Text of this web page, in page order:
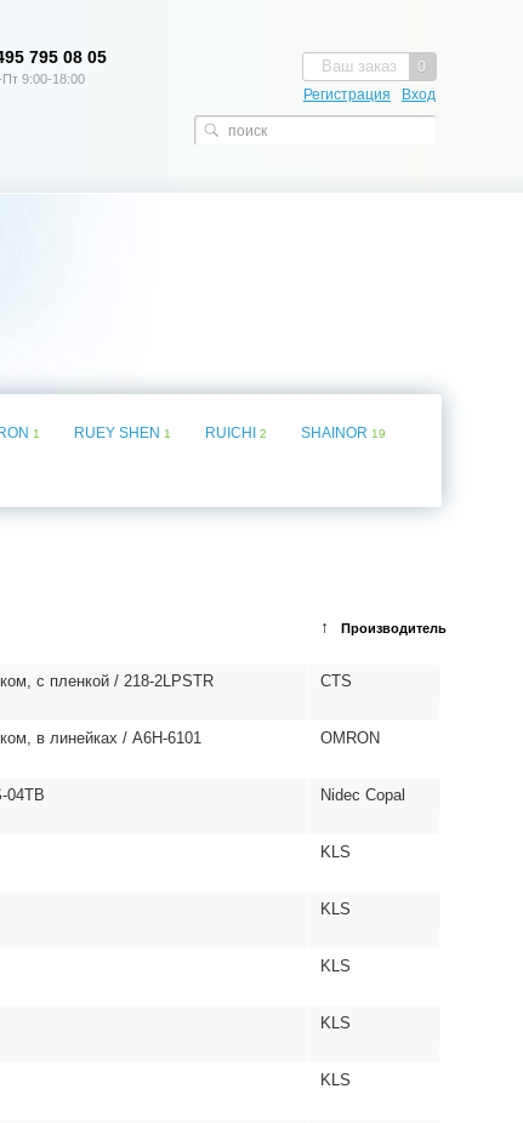
0
Ваш заказ
Регистрация Вход
795 08 05
9:00-18:00
1 RUEY SHEN1 RUICHI2 SHAINOR19
↑ Производитель
с пленкой / 218-2LPSTR CTS
в линейках / A6H-6101 OMRON
04TB Nidec Copal
KLS
KLS
KLS
KLS
KLS